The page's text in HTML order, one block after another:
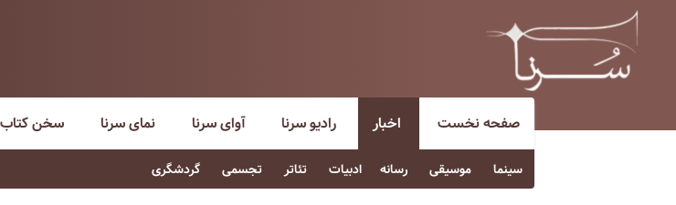
صفحه نخست اخبار
سینما موسیقی رسانه ادبیات تئاتر تجسمی گردشگری
رادیو سرنا آوای سرنا نمای سرنا سخن کتاب